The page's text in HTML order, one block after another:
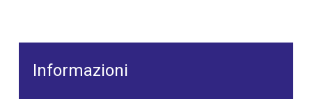
Informazioni